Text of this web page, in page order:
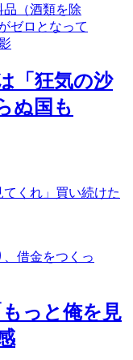
「狂気の沙
ぬ国も
くれ」買い続けた
っと俺を見